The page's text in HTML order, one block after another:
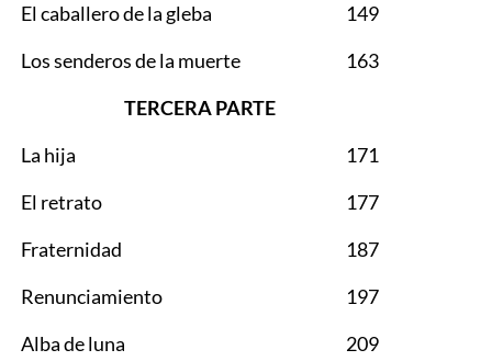
El caballero de la gleba
149
Los senderos de la muerte
163
TERCERA PARTE
La hija
171
El retrato
177
Fraternidad
187
Renunciamiento
197
Alba de luna
209